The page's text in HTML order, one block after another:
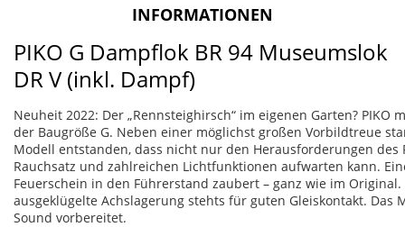
INFORMATIONEN
PIKO G Dampflok BR 94 Museumslok
DR V (inkl. Dampf)
Neuheit 2022: Der „Rennsteighirsch“ im eigenen Garten?
der Baugröße G. Neben einer möglichst großen Vorbildtreue
Modell entstanden, dass nicht nur den Herausforderungen
Rauchsatz und zahlreichen Lichtfunktionen aufwarten kann.
Feuerschein in den Führerstand zaubert – ganz wie im
ausgeklügelte Achslagerung stehts für guten Gleiskontakt.
Sound vorbereitet.